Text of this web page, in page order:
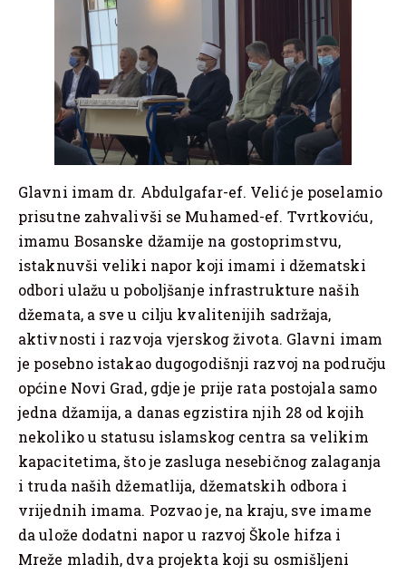
Glavni imam dr. Abdulgafar-ef. Velić je poselamio
prisutne zahvalivši se Muhamed-ef. Tvrtkoviću,
imamu Bosanske džamije na gostoprimstvu,
istaknuvši veliki napor koji imami i džematski
odbori ulažu u poboljšanje infrastrukture naših
džemata, a sve u cilju kvalitenijih sadržaja,
aktivnosti i razvoja vjerskog života. Glavni imam
je posebno istakao dugogodišnji razvoj na području
općine Novi Grad, gdje je prije rata postojala samo
jedna džamija, a danas egzistira njih 28 od kojih
nekoliko u statusu islamskog centra sa velikim
kapacitetima, što je zasluga nesebičnog zalaganja
i truda naših džematlija, džematskih odbora i
vrijednih imama. Pozvao je, na kraju, sve imame
da ulože dodatni napor u razvoj Škole hifza i
Mreže mladih, dva projekta koji su osmišljeni